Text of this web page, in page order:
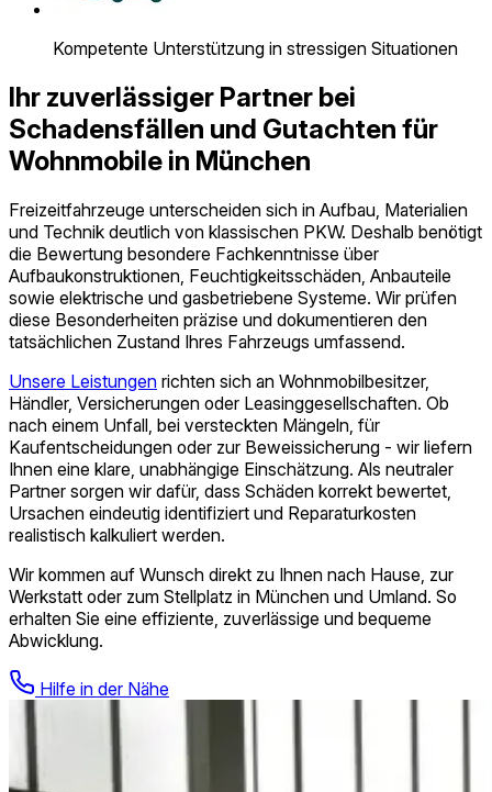
Kompetente Unterstützung in stressigen Situationen
Ihr zuverlässiger Partner bei
Schadensfällen und Gutachten für
Wohnmobile in München
Freizeitfahrzeuge unterscheiden sich in Aufbau, Materialien
und Technik deutlich von klassischen PKW. Deshalb benötigt
die Bewertung besondere Fachkenntnisse über
Aufbaukonstruktionen, Feuchtigkeitsschäden, Anbauteile
sowie elektrische und gasbetriebene Systeme. Wir prüfen
diese Besonderheiten präzise und dokumentieren den
tatsächlichen Zustand Ihres Fahrzeugs umfassend.
Unsere Leistungen richten sich an Wohnmobilbesitzer,
Händler, Versicherungen oder Leasinggesellschaften. Ob
nach einem Unfall, bei versteckten Mängeln, für
Kaufentscheidungen oder zur Beweissicherung - wir liefern
Ihnen eine klare, unabhängige Einschätzung. Als neutraler
Partner sorgen wir dafür, dass Schäden korrekt bewertet,
Ursachen eindeutig identifiziert und Reparaturkosten
realistisch kalkuliert werden.
Wir kommen auf Wunsch direkt zu Ihnen nach Hause, zur
Werkstatt oder zum Stellplatz in München und Umland. So
erhalten Sie eine effiziente, zuverlässige und bequeme
Abwicklung.
Hilfe in der Nähe